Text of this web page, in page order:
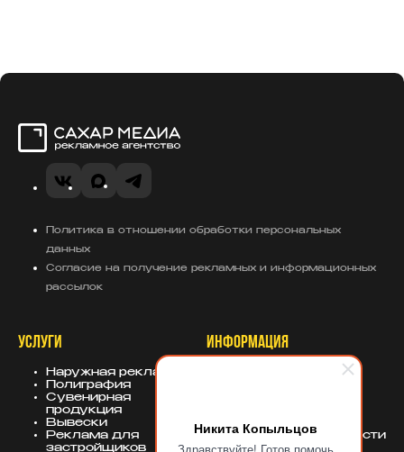
Никита Копыльцов
VK MAXTelegram
Политика в отношении обработки персональных
данных
Согласие на получение рекламных и информационных
рассылок
УСЛУГИ
Наружная реклама
Полиграфия
Сувенирная
продукция
Вывески
Реклама для
застройщиков
ИНФОРМАЦИЯ
Политика
конфиденциальности